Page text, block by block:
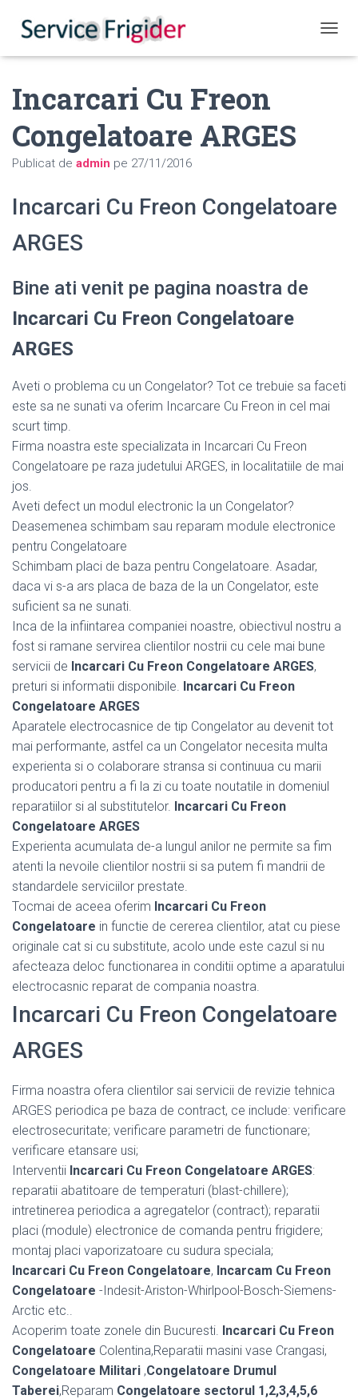
Incarcari Cu Freon
Congelatoare ARGES
Publicat de admin pe 27/11/2016
Incarcari Cu Freon Congelatoare
ARGES
Bine ati venit pe pagina noastra de
Incarcari Cu Freon Congelatoare
ARGES
Aveti o problema cu un Congelator? Tot ce trebuie sa faceti
este sa ne sunati va oferim Incarcare Cu Freon in cel mai
scurt timp.
Firma noastra este specializata in Incarcari Cu Freon
Congelatoare pe raza judetului ARGES, in localitatiile de mai
jos.
Aveti defect un modul electronic la un Congelator?
Deasemenea schimbam sau reparam module electronice
pentru Congelatoare
Schimbam placi de baza pentru Congelatoare. Asadar,
daca vi s-a ars placa de baza de la un Congelator, este
suficient sa ne sunati.
Inca de la infiintarea companiei noastre, obiectivul nostru a
fost si ramane servirea clientilor nostrii cu cele mai bune
servicii de Incarcari Cu Freon Congelatoare ARGES,
preturi si informatii disponibile. Incarcari Cu Freon
Congelatoare ARGES
Aparatele electrocasnice de tip Congelator au devenit tot
mai performante, astfel ca un Congelator necesita multa
experienta si o colaborare stransa si continuua cu marii
producatori pentru a fi la zi cu toate noutatile in domeniul
reparatiilor si al substitutelor. Incarcari Cu Freon
Congelatoare ARGES
Experienta acumulata de-a lungul anilor ne permite sa fim
atenti la nevoile clientilor nostrii si sa putem fi mandrii de
standardele serviciilor prestate.
Tocmai de aceea oferim Incarcari Cu Freon
Congelatoare in functie de cererea clientilor, atat cu piese
originale cat si cu substitute, acolo unde este cazul si nu
afecteaza deloc functionarea in conditii optime a aparatului
electrocasnic reparat de compania noastra.
Incarcari Cu Freon Congelatoare
ARGES
Firma noastra ofera clientilor sai servicii de revizie tehnica
ARGES periodica pe baza de contract, ce include: verificare
electrosecuritate; verificare parametri de functionare;
verificare etansare usi;
Interventii Incarcari Cu Freon Congelatoare ARGES:
reparatii abatitoare de temperaturi (blast-chillere);
intretinerea periodica a agregatelor (contract); reparatii
placi (module) electronice de comanda pentru frigidere;
montaj placi vaporizatoare cu sudura speciala;
Incarcari Cu Freon Congelatoare, Incarcam Cu Freon
Congelatoare -Indesit-Ariston-Whirlpool-Bosch-Siemens-
Arctic etc..
Acoperim toate zonele din Bucuresti. Incarcari Cu Freon
Congelatoare Colentina,Reparatii masini vase Crangasi,
Congelatoare Militari ,Congelatoare Drumul
Taberei,Reparam Congelatoare sectorul 1,2,3,4,5,6